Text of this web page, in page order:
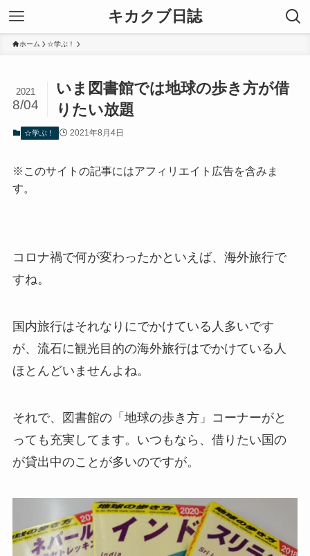
キカクブ日誌
ホーム ☆学ぶ！
いま図書館では地球の歩き方が借
りたい放題
2021
8/04
☆学ぶ！ 2021年8月4日
※このサイトの記事にはアフィリエイト広告を含みま
す。
コロナ禍で何が変わったかといえば、海外旅行で
すね。
国内旅行はそれなりにでかけている人多いです
が、流石に観光目的の海外旅行はでかけている人
ほとんどいませんよね。
それで、図書館の「地球の歩き方」コーナーがと
っても充実してます。いつもなら、借りたい国の
が貸出中のことが多いのですが。